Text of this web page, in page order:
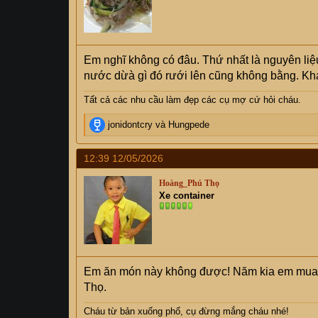
s
:
Em nghĩ không có đâu. Thứ nhất là nguyên
nước dừà gì đó rưới lên cũng không bằng.
Tất cả các nhu cầu làm đẹp các cụ mợ cứ hỏi cháu.
R
e
a
c
t
i
o
n
s
:
jonidontcry và Hungpede
12:39 12/05/2026
Hoàng_Phú Thọ
Xe container
Em ăn món này không được! Năm kia em
Thọ.
Cháu từ bản xuống phố, cụ đừng mắng cháu nhé!